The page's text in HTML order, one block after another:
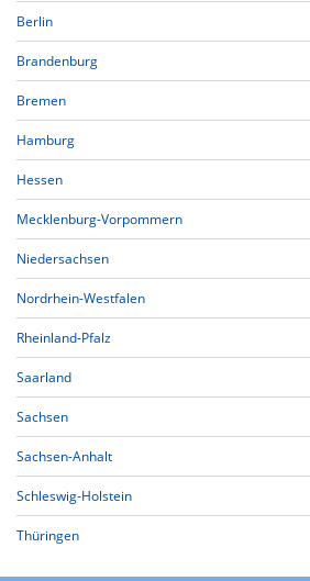
Berlin
Brandenburg
Bremen
Hamburg
Hessen
Mecklenburg-Vorpommern
Niedersachsen
Nordrhein-Westfalen
Rheinland-Pfalz
Saarland
Sachsen
Sachsen-Anhalt
Schleswig-Holstein
Thüringen